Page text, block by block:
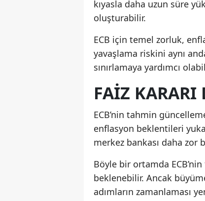
kıyasla daha uzun süre
oluşturabilir.
ECB için temel zorluk,
yavaşlama riskini aynı
sınırlamaya yardımcı
FAIZ KARARI
ECB’nin tahmin
enflasyon beklentileri
merkez bankası daha zor
Böyle bir ortamda
beklenebilir. Ancak
adımların zamanlaması